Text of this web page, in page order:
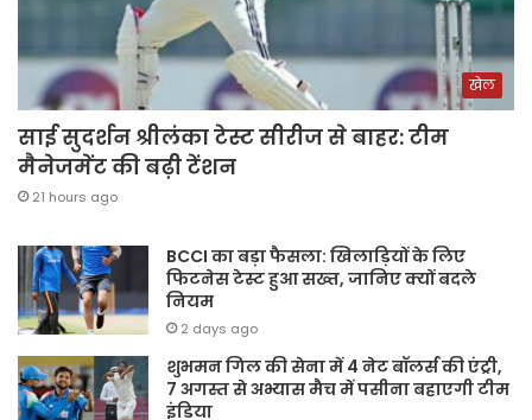
खेल
साई सुदर्शन श्रीलंका टेस्ट सीरीज से बाहर: टीम
मैनेजमेंट की बढ़ी टेंशन
21 hours ago
BCCI का बड़ा फैसला: खिलाड़ियों के लिए
फिटनेस टेस्ट हुआ सख्त, जानिए क्यों बदले
नियम
2 days ago
शुभमन गिल की सेना में 4 नेट बॉलर्स की एंट्री,
7 अगस्त से अभ्यास मैच में पसीना बहाएगी टीम
इंडिया